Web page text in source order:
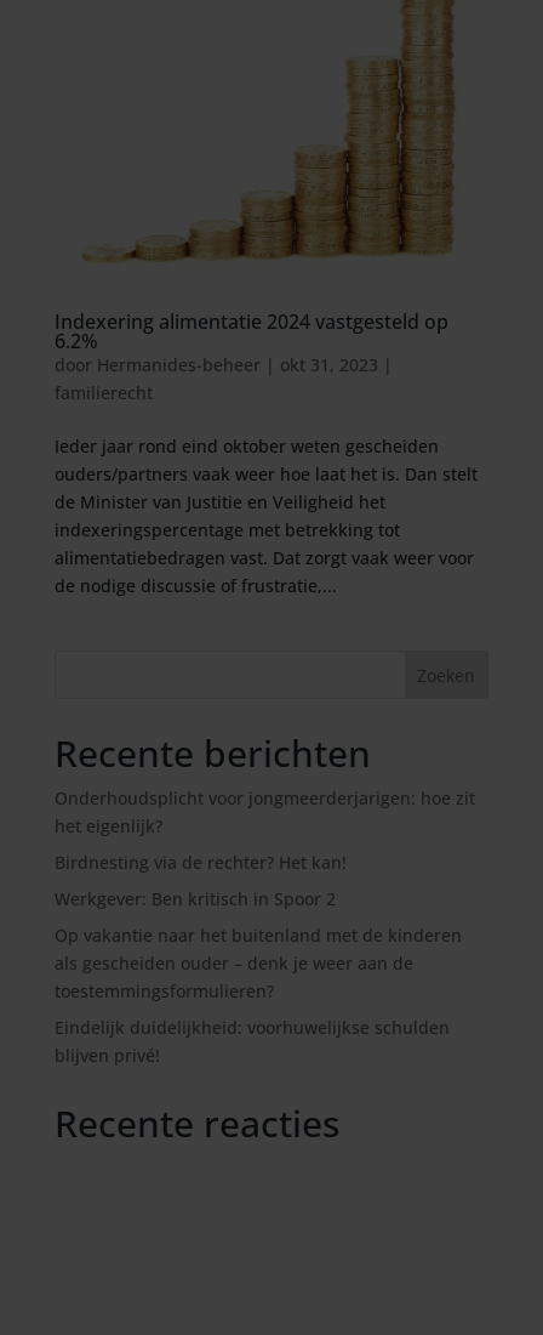
Indexering alimentatie 2024 vastgesteld op
6.2%
door Hermanides-beheer | okt 31, 2023 |
familierecht
Ieder jaar rond eind oktober weten gescheiden
ouders/partners vaak weer hoe laat het is. Dan stelt
de Minister van Justitie en Veiligheid het
indexeringspercentage met betrekking tot
alimentatiebedragen vast. Dat zorgt vaak weer voor
de nodige discussie of frustratie,...
Recente berichten
Onderhoudsplicht voor jongmeerderjarigen: hoe zit
het eigenlijk?
Birdnesting via de rechter? Het kan!
Werkgever: Ben kritisch in Spoor 2
Op vakantie naar het buitenland met de kinderen
als gescheiden ouder – denk je weer aan de
toestemmingsformulieren?
Eindelijk duidelijkheid: voorhuwelijkse schulden
blijven privé!
Recente reacties